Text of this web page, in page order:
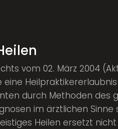
vom 02. März 2004
Heilpraktikererlaubnis
durch Methoden des
im ärztlichen
Heilen ersetzt